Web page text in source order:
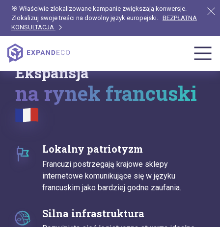
🎯 Właściwie zlokalizowane kampanie zwiększają konwersje.
Zlokalizuj swoje treści na dowolny język europejski. BEZPŁATNA
KONSULTACJA
Ekspansja
na rynek francuski
Lokalny patriotyzm
Francuzi postrzegają krajowe sklepy
internetowe komunikujące się w języku
francuskim jako bardziej godne zaufania.
Silna infrastruktura